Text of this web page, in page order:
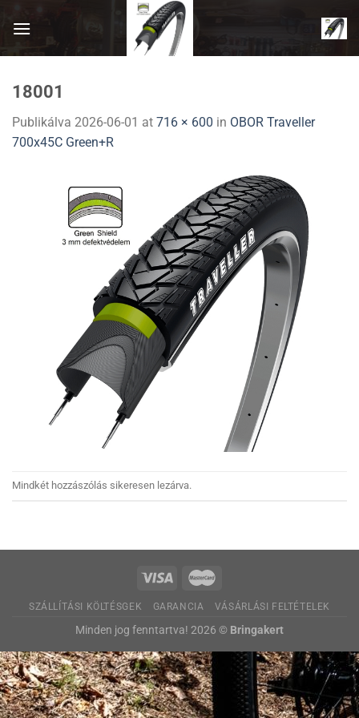
18001
Publikálva 2026-06-01 at 716 × 600 in OBOR Traveller
700x45C Green+R
Mindkét hozzászólás sikeresen lezárva.
SZÁLLÍTÁSI KÖLTÉSGEK GARANCIA VÁSÁRLÁSI FELTÉTELEK
Minden jog fenntartva! 2026 © Bringakert